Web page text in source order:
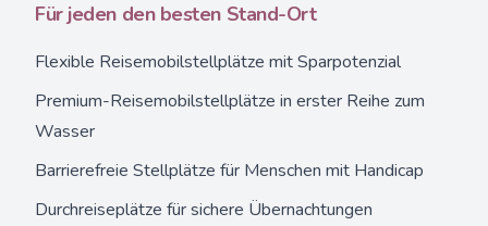
Für jeden den besten Stand-Ort
Flexible Reisemobilstellplätze mit Sparpotenzial
Premium-Reisemobilstellplätze in erster Reihe zum
Wasser
Barrierefreie Stellplätze für Menschen mit Handicap
Durchreiseplätze für sichere Übernachtungen